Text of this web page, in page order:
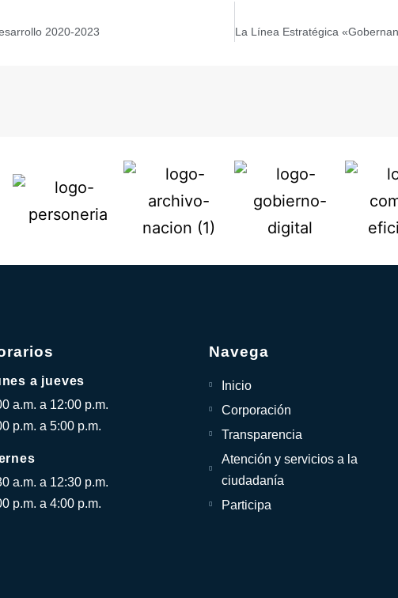
2020-2023
a jueves
a.m. a 12:00 p.m.
p.m. a 5:00 p.m.
a.m. a 12:30 p.m.
p.m. a 4:00 p.m.
Navega
Inicio
Corporación
Transparencia
Atención y servicios a la
ciudadanía
Participa